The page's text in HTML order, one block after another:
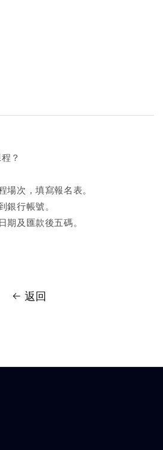
？
場次，填寫報名表。
銀行帳號。
期及匯款後五碼。
返回